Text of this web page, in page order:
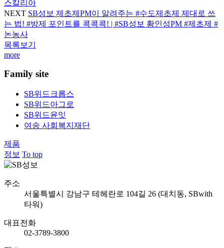
스칼리아
NEXT SB성보 제초제PM이 알려주는 #수도제초제 제대로 쓰
는 법! #방제 포인트를 콕콕콕! | #SB성보 황인성PM #제초제 #
논농사
목록보기
more
Family site
SB위드크롭스
SB위드아그로
SB위드윤잇
여송 사회복지재단
제품
정보 To top
주소
서울특별시 강남구 테헤란로 104길 26 (대치동, SBwith
타워)
대표전화
02-3789-3800